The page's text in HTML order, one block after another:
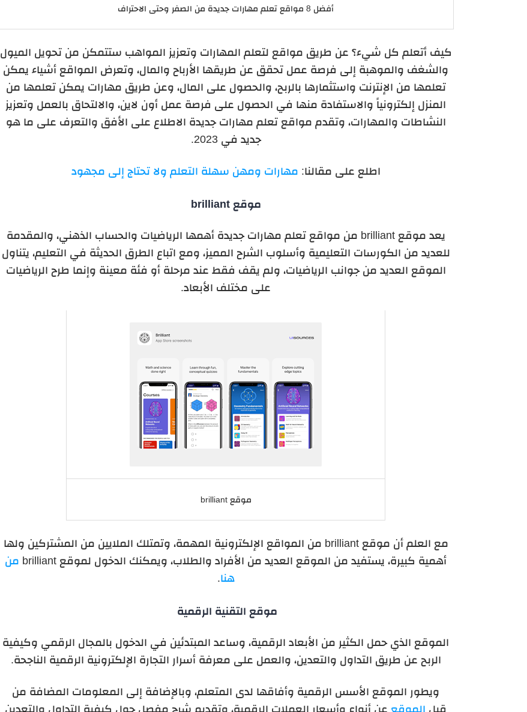
أفضل 8 مواقع تعلم مهارات جديدة من الصفر وحتى الاحتراف
كيف أتعلم كل شيء؟ عن طريق مواقع لتعلم المهارات وتعزيز المواهب ستتمكن من تحويل الميول
والشغف والموهبة إلى فرصة عمل تحقق عن طريقها الأرباح والمال، وتعرض المواقع أشياء يمكن
تعلمها من الإنترنت واستثمارها بالربح، والحصول على المال، وعن طريق مهارات يمكن تعلمها من
المنزل إلكترونياً والاستفادة منها في الحصول على فرصة عمل أون لاين، والالتحاق بالعمل وتعزيز
النشاطات والمهارات، وتقدم مواقع تعلم مهارات جديدة الاطلاع على الأفق والتعرف على ما هو
جديد في 2023.
اطلع على مقالنا: مهارات ومهن سهلة التعلم ولا تحتاج إلى مجهود
موقع brilliant
يعد موقع brilliant من مواقع تعلم مهارات جديدة أهمها الرياضيات والحساب الذهني، والمقدمة
للعديد من الكورسات التعليمية وأسلوب الشرح المميز، ومع اتباع الطرق الحديثة في التعليم، يتناول
الموقع العديد من جوانب الرياضيات، ولم يقف فقط عند مرحلة أو فئة معينة وإنما طرح الرياضيات
على مختلف الأبعاد.
موقع brilliant
مع العلم أن موقع brilliant من المواقع الإلكترونية المهمة، وتمتلك الملايين من المشتركين ولها
أهمية كبيرة، يستفيد من الموقع العديد من الأفراد والطلاب، ويمكنك الدخول لموقع brilliant
من
هنا.
موقع التقنية الرقمية
الموقع الذي حمل الكثير من الأبعاد الرقمية، وساعد المبتدئين في الدخول بالمجال الرقمي وكيفية
الربح عن طريق التداول والتعدين، والعمل على معرفة أسرار التجارة الإلكترونية الرقمية الناجحة.
ويطور الموقع الأسس الرقمية وأفاقها لدى المتعلم، وبالإضافة إلى المعلومات المضافة من
قبل الموقع عن أنواع وأسعار العملات الرقمية، وتقديم شرح مفصل حول كيفية التداول والتعدين